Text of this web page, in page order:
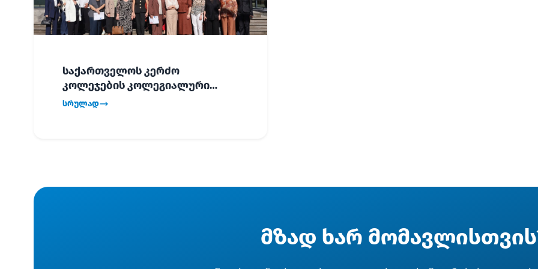
საქართველოს კერძო
კოლეჯების კოლეგიალური
ვიზიტი ბათუმში!
სრულად
მზად ხარ